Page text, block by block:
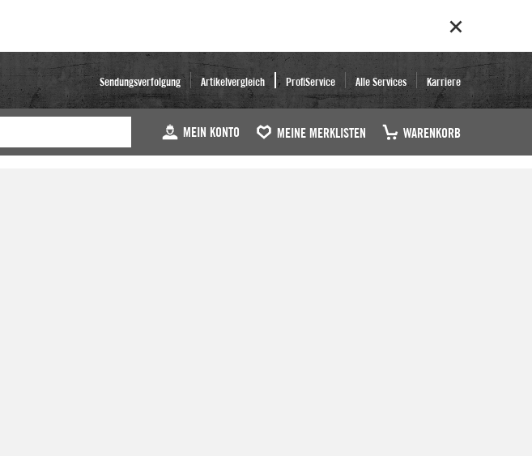
Sendungsverfolgung Artikelvergleich ProfiService Alle Services Karriere
MEIN KONTO MEINE MERKLISTEN WARENKORB